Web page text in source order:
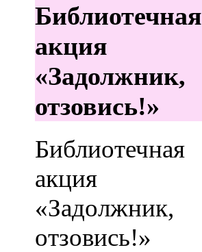
Библиотечная
акция
«Задолжник,
отзовись!»
Библиотечная
акция
«Задолжник,
отзовись!»